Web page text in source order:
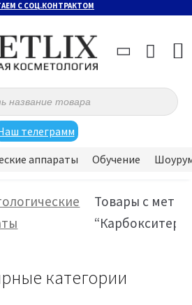
С СОЦ.КОНТРАКТОМ
телеграмм
аппараты Обучение
Товары с
категории